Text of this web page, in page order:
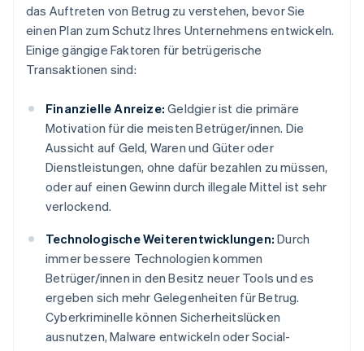
das Auftreten von Betrug zu verstehen, bevor Sie
einen Plan zum Schutz Ihres Unternehmens entwickeln.
Einige gängige Faktoren für betrügerische
Transaktionen sind:
Finanzielle Anreize: Geldgier ist die primäre
Motivation für die meisten Betrüger/innen. Die
Aussicht auf Geld, Waren und Güter oder
Dienstleistungen, ohne dafür bezahlen zu müssen,
oder auf einen Gewinn durch illegale Mittel ist sehr
verlockend.
Technologische Weiterentwicklungen: Durch
immer bessere Technologien kommen
Betrüger/innen in den Besitz neuer Tools und es
ergeben sich mehr Gelegenheiten für Betrug.
Cyberkriminelle können Sicherheitslücken
ausnutzen, Malware entwickeln oder Social-